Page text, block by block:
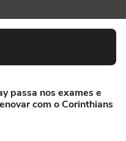
passa nos exames e
com o Corinthians